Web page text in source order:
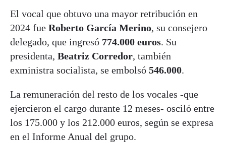
El vocal que obtuvo una mayor retribución en
2024 fue Roberto García Merino, su consejero
delegado, que ingresó 774.000 euros. Su
presidenta, Beatriz Corredor, también
exministra socialista, se embolsó 546.000.
La remuneración del resto de los vocales -que
ejercieron el cargo durante 12 meses- osciló entre
los 175.000 y los 212.000 euros, según se expresa
en el Informe Anual del grupo.